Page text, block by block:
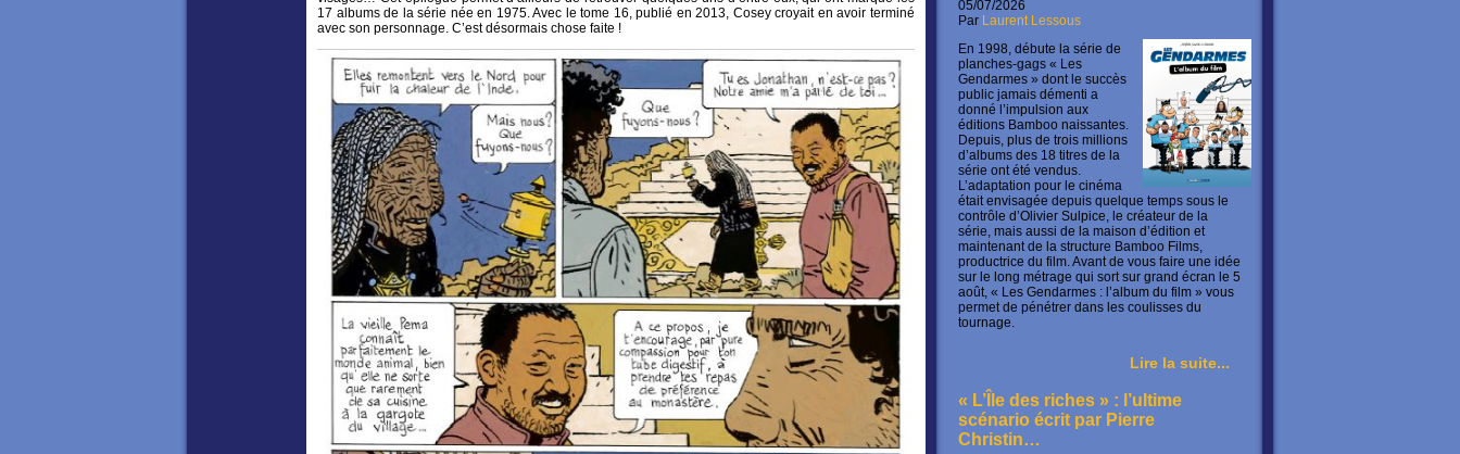
05/07/2026
Par Laurent Lessous
En 1998, débute la série de
planches-gags « Les
Gendarmes » dont le succès
public jamais démenti a
donné l’impulsion aux
éditions Bamboo naissantes.
Depuis, plus de trois millions
d’albums des 18 titres de la
série ont été vendus.
L’adaptation pour le cinéma
était envisagée depuis quelque temps sous le
contrôle d’Olivier Sulpice, le créateur de la
série, mais aussi de la maison d’édition et
maintenant de la structure Bamboo Films,
productrice du film. Avant de vous faire une idée
sur le long métrage qui sort sur grand écran le 5
août, « Les Gendarmes : l’album du film » vous
permet de pénétrer dans les coulisses du
tournage.
Lire la suite...
« L’Île des riches » : l’ultime
scénario écrit par Pierre
Christin…
17 albums de la série née en 1975. Avec le tome 16, publié en 2013, Cosey croyait en avoir terminé
avec son personnage. C’est désormais chose faite !